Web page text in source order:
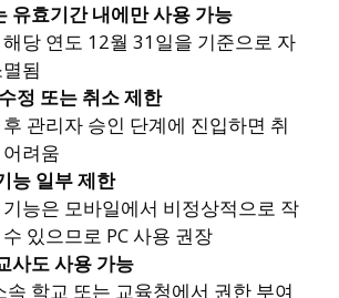
유효기간 내에만 사용 가능
당 연도 12월 31일을 기준으로 자
됨
정 또는 취소 제한
관리자 승인 단계에 진입하면 취
려움
능 일부 제한
능은 모바일에서 비정상적으로 작
있으므로 PC 사용 권장
사도 사용 가능
속 학교 또는 교육청에서 권한 부여